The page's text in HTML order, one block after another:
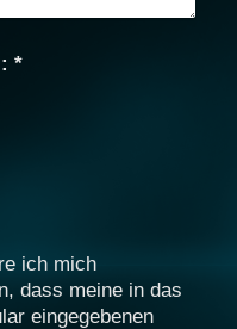
Captcha (Spam-Schutz-Code): *
ich mich
dass meine in das
eingegebenen